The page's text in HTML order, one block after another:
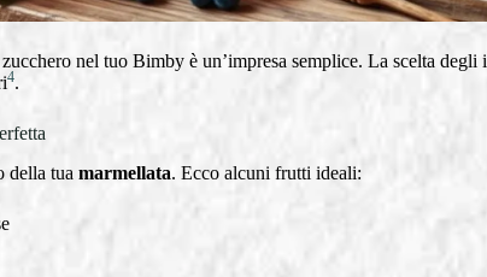
nel tuo Bimby è un’impresa semplice. La scelta
4.
della tua marmellata. Ecco alcuni frutti ideali: